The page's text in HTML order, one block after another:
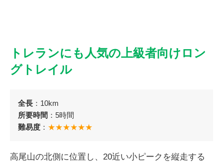
特集
高尾山の花
トレランにも人気の上級者向けロン
グトレイル
全長 ：10km
所要時間 ：5時間
難易度 ： ★★★★★★
高尾山の北側に位置し、20近い小ピークを縦走する